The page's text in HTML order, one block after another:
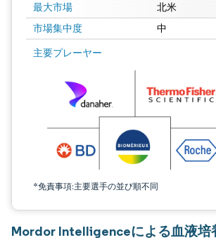
最大市場 北米
市場集中度 中
主要プレーヤー
*免責事項:主要選手の並び順不同
画像 © Mordor Intelligence。再利用にはCC BY
Mordor Intelligenceによる血液培